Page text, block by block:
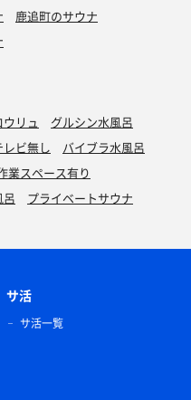
鹿追町のサウナ
リュ
グルシン水風呂
ビ無し
バイブラ水風呂
業スペース有り
呂 プライベートサウナ
サ活
サ活一覧